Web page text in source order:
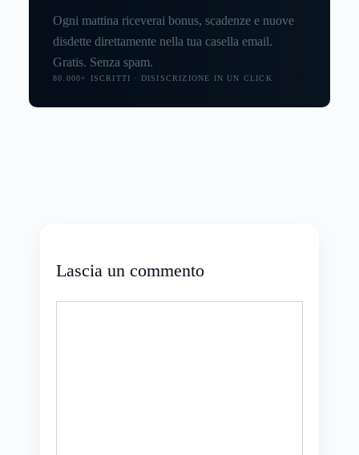
Ogni mattina riceverai bonus, scadenze e nuove
disdette direttamente nella tua casella email.
Gratis. Senza spam.
80.000+ ISCRITTI · DISISCRIZIONE IN UN CLICK
Lascia un commento